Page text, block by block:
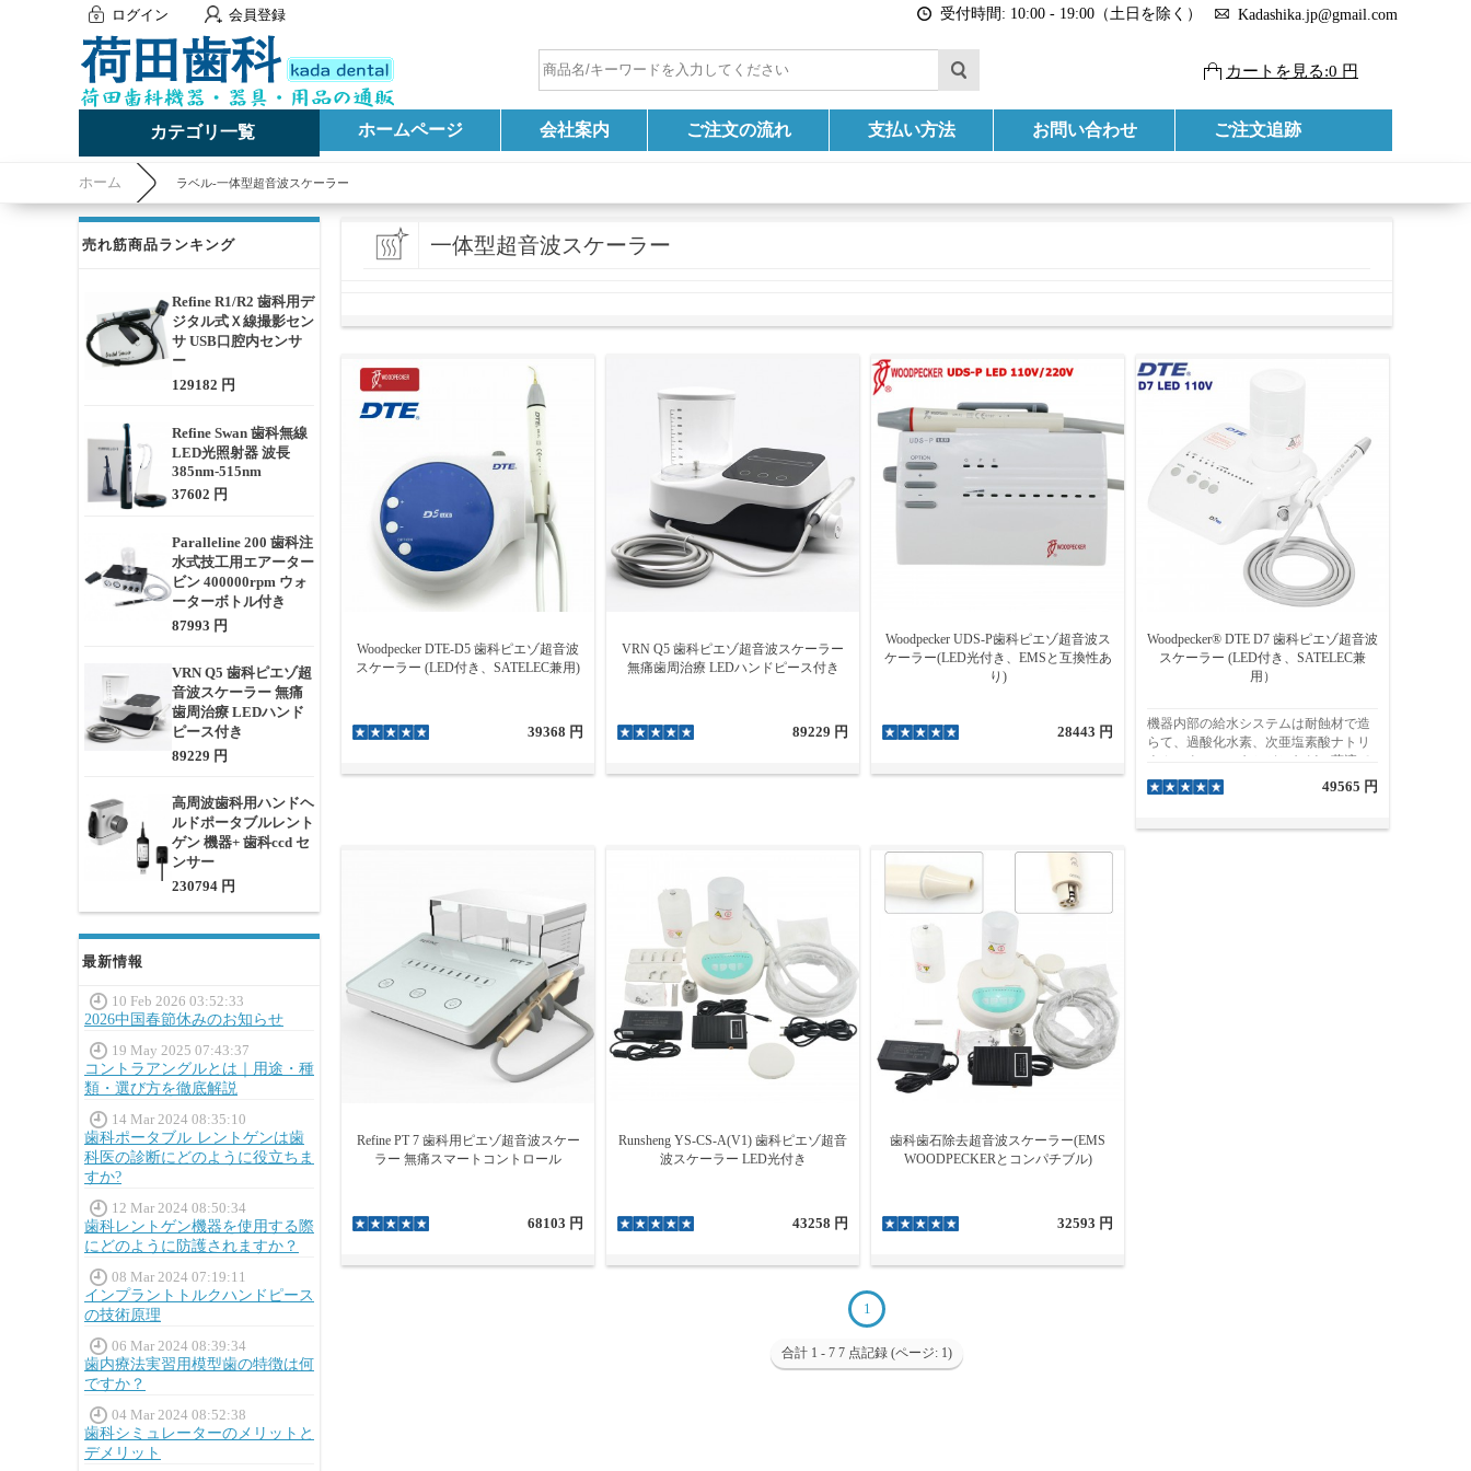
ログイン 会員登録 受付時間: 10:00 - 19:00（土日を除く） Kadashika.jp@gmail.com
カートを見る:0 円
カテゴリ一覧 ホームページ 会社案内 ご注文の流れ 支払い方法 お問い合わせ ご注文追跡
ホーム ラベル-一体型超音波スケーラー
売れ筋商品ランキング
Refine R1/R2 歯科用デ
ジタル式Ｘ線撮影セン
サ USB口腔内センサ
ー
129182 円
Refine Swan 歯科無線
LED光照射器 波長
385nm-515nm
37602 円
Paralleline 200 歯科注
水式技工用エアーター
ビン 400000rpm ウォ
ーターボトル付き
87993 円
VRN Q5 歯科ピエゾ超
音波スケーラー 無痛
歯周治療 LEDハンド
ピース付き
89229 円
高周波歯科用ハンドヘ
ルドポータブルレント
ゲン 機器+ 歯科ccd セ
ンサー
230794 円
最新情報
10 Feb 2026 03:52:33
2026中国春節休みのお知らせ
19 May 2025 07:43:37
コントラアングルとは｜用途・種
類・選び方を徹底解説
14 Mar 2024 08:35:10
歯科ポータブル レントゲンは歯
科医の診断にどのように役立ちま
すか?
12 Mar 2024 08:50:34
歯科レントゲン機器を使用する際
にどのように防護されますか？
08 Mar 2024 07:19:11
インプラントトルクハンドピース
の技術原理
06 Mar 2024 08:39:34
歯内療法実習用模型歯の特徴は何
ですか？
04 Mar 2024 08:52:38
歯科シミュレーターのメリットと
デメリット
一体型超音波スケーラー
Woodpecker DTE-D5 歯科ピエゾ超音波
スケーラー (LED付き、SATELEC兼用)
39368 円
VRN Q5 歯科ピエゾ超音波スケーラー
無痛歯周治療 LEDハンドピース付き
89229 円
Woodpecker UDS-P歯科ピエゾ超音波ス
ケーラー(LED光付き、EMSと互換性あ
り)
28443 円
Woodpecker® DTE D7 歯科ピエゾ超音波
スケーラー (LED付き、SATELEC兼
用）
機器内部の給水システムは耐蝕材で造
らて、過酸化水素、次亜塩素酸ナトリ
ウム、クロルヘキシジンなどの薬液で
給水することが可能です。ハンドピー
ス先端にLEDライトが付いており、施
す。自動周波数トラッキングシステム
49565 円
Refine PT 7 歯科用ピエゾ超音波スケー
ラー 無痛スマートコントロール
68103 円
Runsheng YS-CS-A(V1) 歯科ピエゾ超音
波スケーラー LED光付き
43258 円
歯科歯石除去超音波スケーラー(EMS
WOODPECKERとコンパチブル)
32593 円
1
合計 1 - 7 7 点記録 (ページ: 1)